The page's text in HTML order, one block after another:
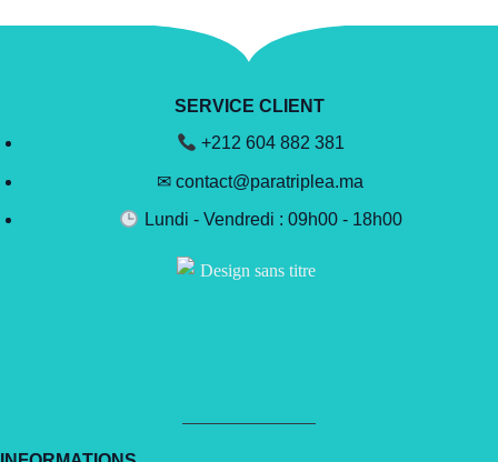
SERVICE CLIENT
+212 604 882 381
✉ contact@paratriplea.ma
Lundi - Vendredi : 09h00 - 18h00